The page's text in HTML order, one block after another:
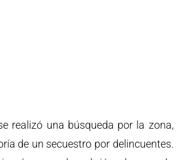
realizó una búsqueda por la zona,
de un secuestro por delincuentes.